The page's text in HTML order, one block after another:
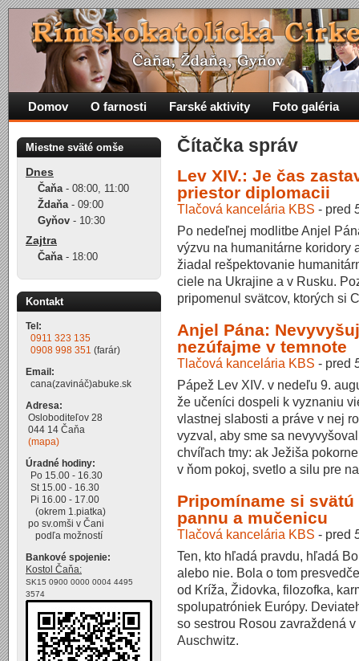
Čítačka správ
Lev XIV.: Je čas
priestor diplomacii
Tlačová kancelária KBS - pred
Po nedeľnej modlitbe Anjel
výzvu na humanitárne koridory
žiadal rešpektovanie
ciele na Ukrajine a v Rusku.
pripomenul svätcov, ktorých si
Anjel Pána:
nezúfajme v temnote
Tlačová kancelária KBS - pred
Pápež Lev XIV. v nedeľu 9.
že učeníci dospeli k vyznaniu
vlastnej slabosti a práve v nej
vyzval, aby sme sa
chvíľach tmy: ak Ježiša
v ňom pokoj, svetlo a silu pre
Pripomíname si
pannu a mučenicu
Tlačová kancelária KBS - pred
Ten, kto hľadá pravdu, hľadá
alebo nie. Bola o tom
od Kríža, Židovka, filozofka,
spolupatróniek Európy.
so sestrou Rosou zavraždená
Auschwitz.
Domov O farnosti Farské aktivity Foto galéria
Miestne sväté omše
Dnes
Čaňa- 08:00, 11:00
Ždaňa- 09:00
Gyňov - 10:30
Zajtra
Čaňa- 18:00
Kontakt
Tel:
0911 323 135
0908 998 351 (farár)
Email:
cana(zavináč)abuke.sk
Adresa:
Osloboditeľov 28
044 14 Čaňa
(mapa)
Úradné hodiny:
Po 15.00 - 16.30
St 15.00 - 16.30
Pi 16.00 - 17.00
(okrem 1.piatka)
po sv.omši v Čani
podľa možností
Bankové spojenie:
Kostol Čaňa:
SK15 0900 0000 0004 4495
3574